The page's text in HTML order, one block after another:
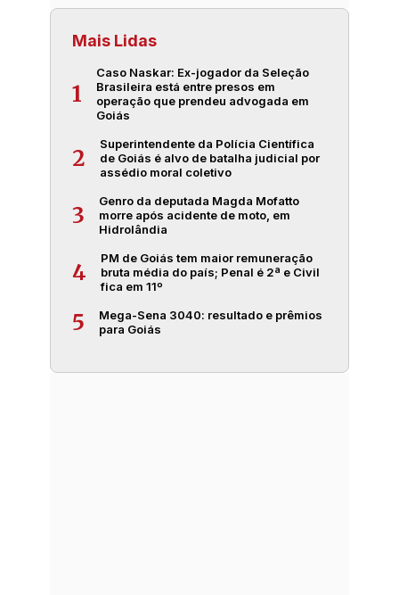
Mais Lidas
1
Caso Naskar: Ex-jogador da Seleção
Brasileira está entre presos em
operação que prendeu advogada em
Goiás
2
Superintendente da Polícia Científica
de Goiás é alvo de batalha judicial por
assédio moral coletivo
3
Genro da deputada Magda Mofatto
morre após acidente de moto, em
Hidrolândia
4
PM de Goiás tem maior remuneração
bruta média do país; Penal é 2ª e Civil
fica em 11º
5
Mega-Sena 3040: resultado e prêmios
para Goiás